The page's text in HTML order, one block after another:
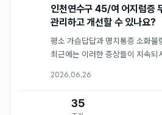
인천연수구 45/여 어지럼증
관리하고 개선할 수 있나요?
평소 가슴답답과 명치통증 소화불
최근에는 이러한 증상들이 지속되
2026.06.26
35